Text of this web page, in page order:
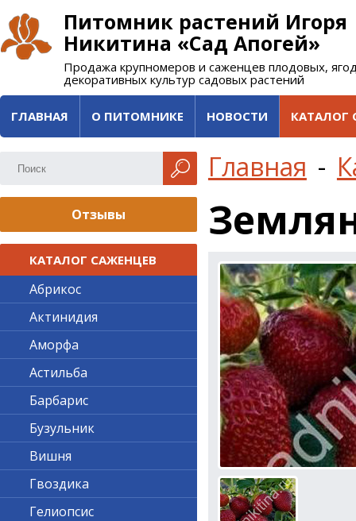
Питомник растений Игоря
Никитина «Сад Апогей»
Продажа крупномеров и саженцев плодовых,
декоративных культур садовых растений
ГЛАВНАЯ О ПИТОМНИКЕ НОВОСТИ КАТАЛОГ
Главная -
Отзывы
КАТАЛОГ САЖЕНЦЕВ
Абрикос
Актинидия
Аморфа
Астильба
Барбарис
Бузульник
Вишня
Гвоздика
Гелиопсис